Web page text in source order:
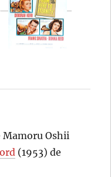
Mamoru Oshii
(1953) de